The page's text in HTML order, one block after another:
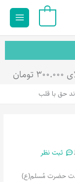
Main
حق با قلب
ثبت نظر
حضرت مُسلم(ع)